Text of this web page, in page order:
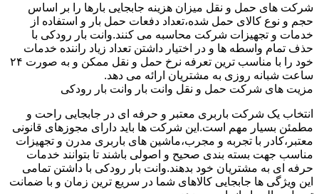
شرکت های حمل و نقل میزان هزینه جابجایی بارها را بر اساس
حجم و نوع کالای حمل شده،تعداد دفعات حمل بار و استفاده از
خدمات و تجهیزات شرکت محاسبه می کنند.وانت بار رودکی با
حذف تمام واسطه ها و در اختیار داشتن تعداد زیاد راننده خدمات
خود را با مناسب ترین تعرفه نرخ حمل و نقل ممکن و به صورت ۲۴
ساعت شبانه روزی به مشتریان ارائه می دهد.
مزیت های شرکت حمل و نقل وانت بار وانت بار رودکی
انتخاب یک شرکت باربری معتبر و حرفه ای در جابجایی راحت و
مطمئن بسیار مهم است.این شرکت ها باید دارای مجوزهای قانونی
معتبر،کادر با تجربه و مجرب،ماشین های باربری مدرن و تجهیزات
مناسب جهت بسته بندی صحیح و اصولی باشند تا بتوانند خدمات
حرفه ای به مشتریان خود بدهند.وانت بار رودکی با داشتن تمامی
این ویژگی ها جابجایی کالاهای شما در سریع ترین زمان و با ضمانت